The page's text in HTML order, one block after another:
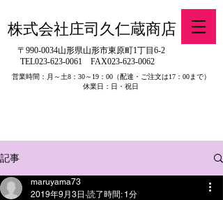
株式会社庄司久仁蔵商店
〒990-0034山形県山形市東原町1丁目6-2
TEL023-623-0061 FAX023-623-0062
営業時間：月～土8：30～19：00（配達・ご注文は17：00まで）
休業日：日・祝日
記事
maruyama73
2019年9月3日 読了時間: 1分